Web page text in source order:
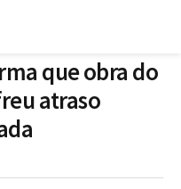
que obra do
atraso